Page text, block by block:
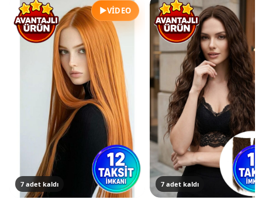
7 adet kaldı
▶VIDEO
7 adet kaldı